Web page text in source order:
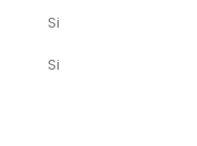
Si
Si